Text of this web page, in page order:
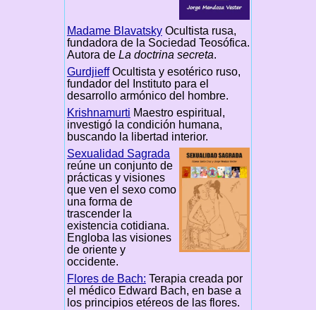
Madame BlavatskyOcultista rusa,
fundadora de la Sociedad Teosófica.
Autora de La doctrina secreta.
GurdjieffOcultista y esotérico ruso,
fundador del Instituto para el
desarrollo armónico del hombre.
Krishnamurti Maestro espiritual,
investigó la condición humana,
buscando la libertad interior.
Sexualidad Sagrada
reúne un conjunto de
prácticas y visiones
que ven el sexo como
una forma de
trascender la
existencia cotidiana.
Engloba las visiones
de oriente y
occidente.
Flores de Bach: Terapia creada por
el médico Edward Bach, en base a
los principios etéreos de las flores.